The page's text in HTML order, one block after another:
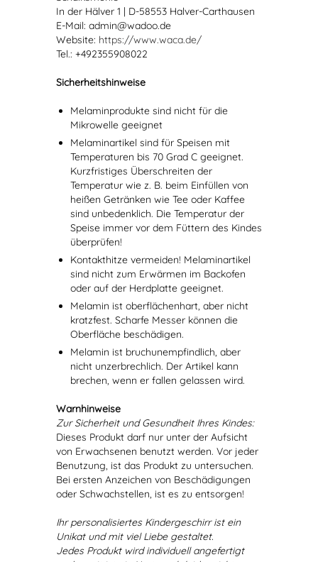
In der Hälver 1 | D-58553 Halver-Carthausen
E-Mail: admin@wadoo.de
Website: https://www.waca.de/
Tel.: +492355908022
Sicherheitshinweise
Melaminprodukte sind nicht für die
Mikrowelle geeignet
Melaminartikel sind für Speisen mit
Temperaturen bis 70 Grad C geeignet.
Kurzfristiges Überschreiten der
Temperatur wie z. B. beim Einfüllen von
heißen Getränken wie Tee oder Kaffee
sind unbedenklich. Die Temperatur der
Speise immer vor dem Füttern des Kindes
überprüfen!
Kontakthitze vermeiden! Melaminartikel
sind nicht zum Erwärmen im Backofen
oder auf der Herdplatte geeignet.
Melamin ist oberflächenhart, aber nicht
kratzfest. Scharfe Messer können die
Oberfläche beschädigen.
Melamin ist bruchunempfindlich, aber
nicht unzerbrechlich. Der Artikel kann
brechen, wenn er fallen gelassen wird.
Warnhinweise
Zur Sicherheit und Gesundheit Ihres Kindes:
Dieses Produkt darf nur unter der Aufsicht
von Erwachsenen benutzt werden. Vor jeder
Benutzung, ist das Produkt zu untersuchen.
Bei ersten Anzeichen von Beschädigungen
oder Schwachstellen, ist es zu entsorgen!
Ihr personalisiertes Kindergeschirr ist ein
Unikat und mit viel Liebe gestaltet.
Jedes Produkt wird individuell angefertigt